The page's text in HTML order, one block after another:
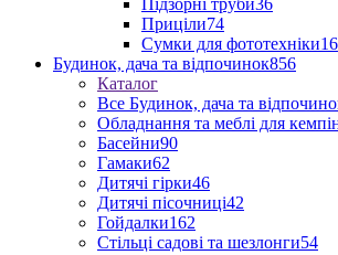
Підзорні труби36
Приціли74
Сумки для фототехніки16
Будинок, дача та відпочинок856
Каталог
Все Будинок, дача та
Обладнання та меблі для
Басейни90
Гамаки62
Дитячі гірки46
Дитячі пісочниці42
Гойдалки162
Стільці садові та шезлонги54